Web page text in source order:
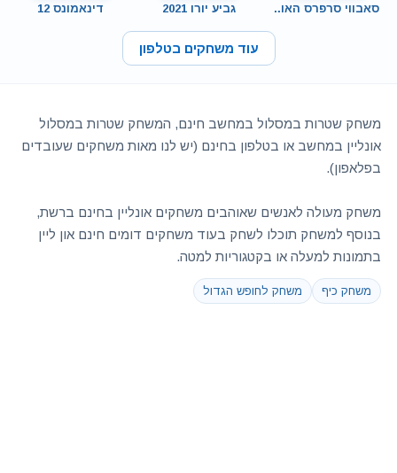
סאבווי סרפרס האו.. גביע יורו 2021 דינאמונס 12
עוד משחקים בטלפון
משחק שטרות במסלול במחשב חינם, המשחק שטרות במסלול
אונליין במחשב או בטלפון בחינם (יש לנו מאות משחקים שעובדים
בפלאפון).
משחק מעולה לאנשים שאוהבים משחקים אונליין בחינם ברשת,
בנוסף למשחק תוכלו לשחק בעוד משחקים דומים חינם און ליין
בתמונות למעלה או בקטגוריות למטה.
משחק כיף משחק לחופש הגדול